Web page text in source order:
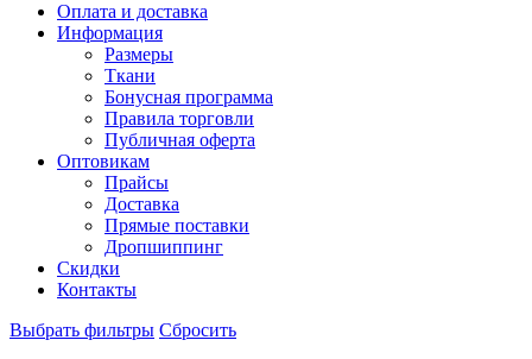
Оплата и доставка
Информация
Размеры
Ткани
Бонусная программа
Правила торговли
Публичная оферта
Оптовикам
Прайсы
Доставка
Прямые поставки
Дропшиппинг
Скидки
Контакты
Выбрать фильтры Сбросить